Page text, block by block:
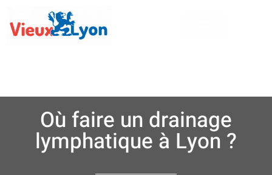
Où faire un drainage
lymphatique à Lyon ?